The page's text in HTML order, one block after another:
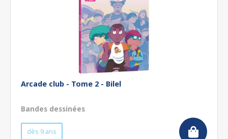
Arcade club - Tome 2 - Bilel
Bandes dessinées
dès 9 ans